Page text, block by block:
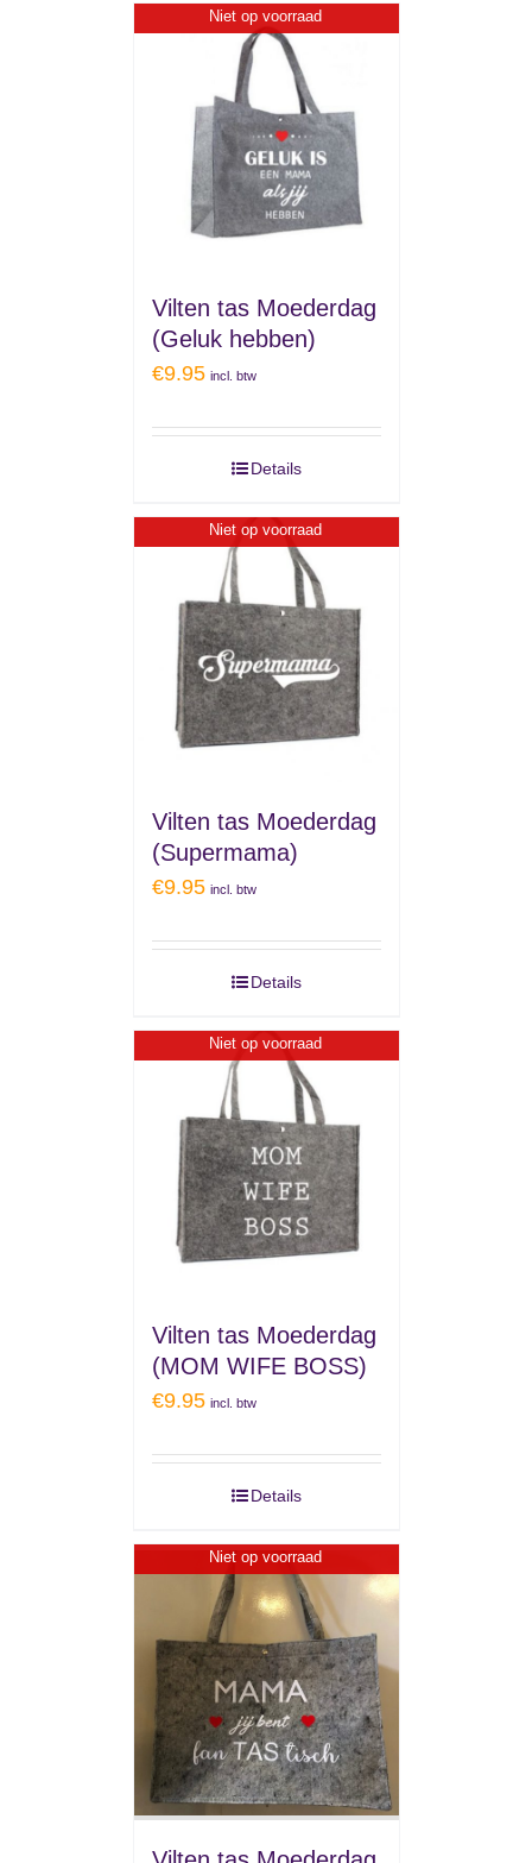
Niet op voorraad
Vilten tas Moederdag
(Geluk hebben)
€9.95 incl. btw
Details
Niet op voorraad
Vilten tas Moederdag
(Supermama)
€9.95 incl. btw
Details
Niet op voorraad
Vilten tas Moederdag
(MOM WIFE BOSS)
€9.95 incl. btw
Details
Niet op voorraad